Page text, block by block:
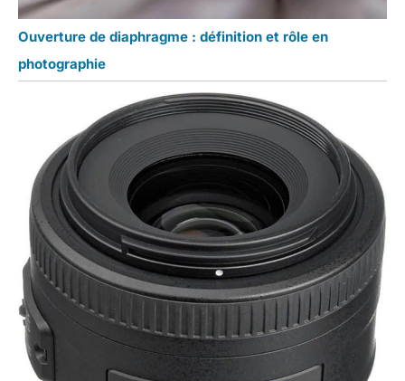
Ouverture de diaphragme : définition et rôle en
photographie